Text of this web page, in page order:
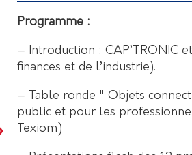
Programme :
– Introduction : CAP’TRONIC
finances et de l’industrie).
– Table ronde " Objets
public et pour les
Texiom)